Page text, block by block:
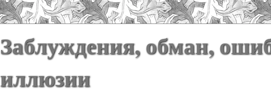
Заблуждения, обман,
иллюзии